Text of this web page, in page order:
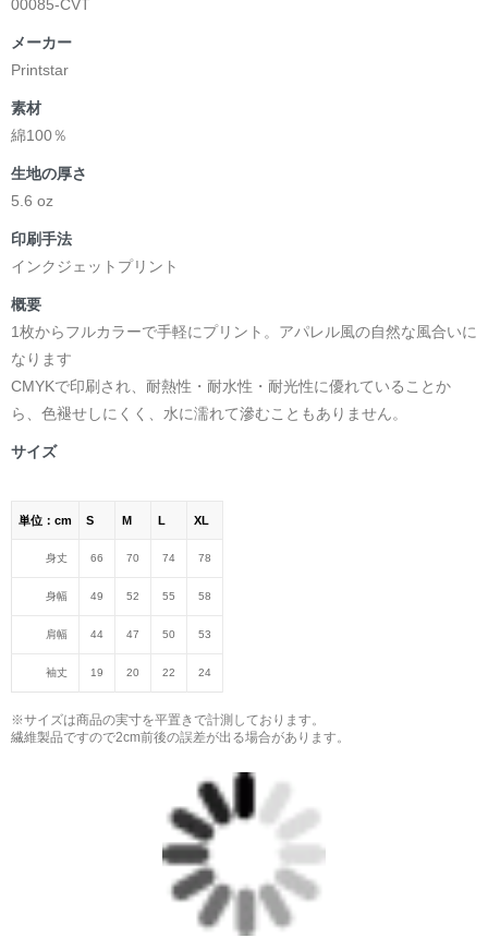
00085-CVT
メーカー
Printstar
素材
綿100％
生地の厚さ
5.6 oz
印刷手法
インクジェットプリント
概要
1枚からフルカラーで手軽にプリント。アパレル風の自然な風合いに
なります
CMYKで印刷され、耐熱性・耐水性・耐光性に優れていることか
ら、色褪せしにくく、水に濡れて滲むこともありません。
サイズ
単位：cm S M L XL
身丈 66 70 74 78
身幅 49 52 55 58
肩幅 44 47 50 53
袖丈 19 20 22 24
※サイズは商品の実寸を平置きで計測しております。
繊維製品ですので2cm前後の誤差が出る場合があります。